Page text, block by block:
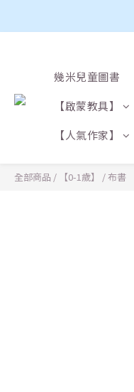
幾米兒童圖書
【啟蒙教具】
【人氣作家】
全部商品 / 【0-1歲】 /布書